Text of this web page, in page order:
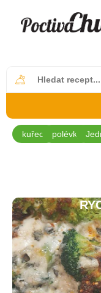
kuřecí polévky